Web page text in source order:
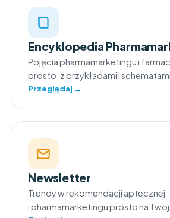
Encyklopedia
Pojęcia pharmamarketingu i
prosto, z przykładami i schematami.
Przeglądaj →
Newsletter
Trendy w rekomendacji aptecznej
i pharmamarketingu prosto na